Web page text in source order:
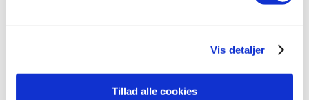
Vis detaljer
Tillad alle cookies